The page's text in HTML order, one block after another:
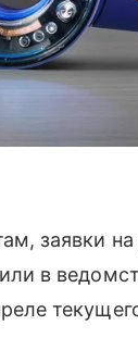
заявки
в